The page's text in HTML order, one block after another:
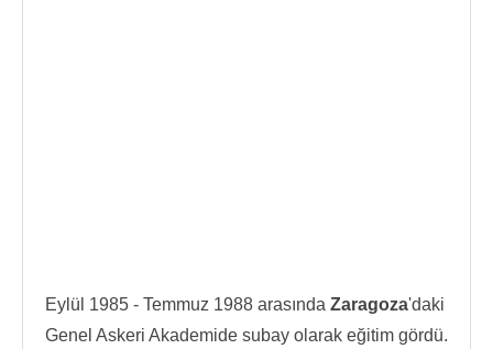
Eylül 1985 - Temmuz 1988 arasında Zaragoza'daki
Genel Askeri Akademide subay olarak eğitim gördü.